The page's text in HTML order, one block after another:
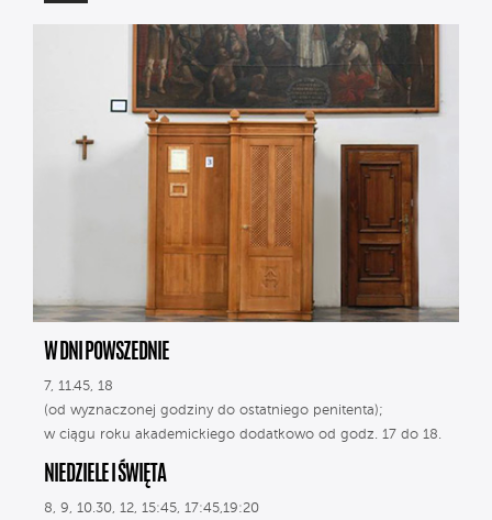
W DNI POWSZEDNIE
7, 11.45, 18
(od wyznaczonej godziny do ostatniego penitenta);
w ciągu roku akademickiego dodatkowo od godz. 17 do 18.
NIEDZIELE I ŚWIĘTA
8, 9, 10.30, 12, 15:45, 17:45,19:20